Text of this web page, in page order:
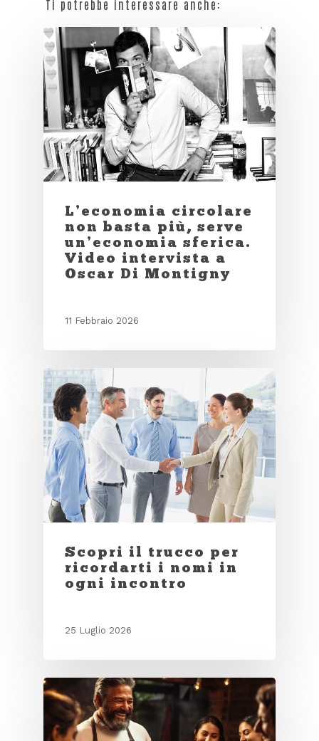
Ti potrebbe interessare anche:
L’economia circolare
non basta più, serve
un’economia sferica.
Video intervista a
Oscar Di Montigny
11 Febbraio 2026
Scopri il trucco per
ricordarti i nomi in
ogni incontro
25 Luglio 2026